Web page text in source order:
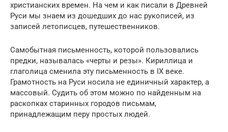
христианских времен. На чем и как писали в Древней
Руси мы знаем из дошедших до нас рукописей, из
записей летописцев, путешественников.
Самобытная письменность, которой пользовались
предки, называлась «черты и резы». Кириллица и
глаголица сменила эту письменность в IX веке.
Грамотность на Руси носила не единичный характер, а
массовый. Судить об этом можно по найденным на
раскопках старинных городов письмам,
принадлежащим перу простых людей.